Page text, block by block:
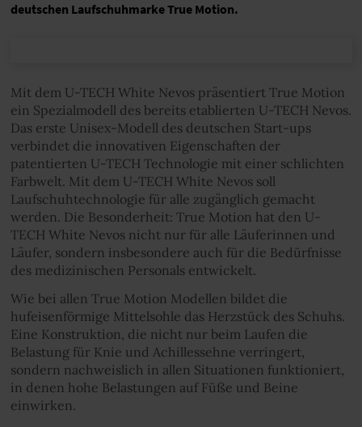
deutschen Laufschuhmarke True Motion.
Mit dem U-TECH White Nevos präsentiert True Motion
ein Spezialmodell des bereits etablierten U-TECH Nevos.
Das erste Unisex-Modell des deutschen Start-ups
verbindet die innovativen Eigenschaften der
patentierten U-TECH Technologie mit einer schlichten
Farbwelt. Mit dem U-TECH White Nevos soll
Laufschuhtechnologie für alle zugänglich gemacht
werden. Die Besonderheit: True Motion hat den U-
TECH White Nevos nicht nur für alle Läuferinnen und
Läufer, sondern insbesondere auch für die Bedürfnisse
des medizinischen Personals entwickelt.
Wie bei allen True Motion Modellen bildet die
hufeisenförmige Mittelsohle das Herzstück des Schuhs.
Eine Konstruktion, die nicht nur beim Laufen die
Belastung für Knie und Achillessehne verringert,
sondern nachweislich in allen Situationen funktioniert,
in denen hohe Belastungen auf Füße und Beine
einwirken.